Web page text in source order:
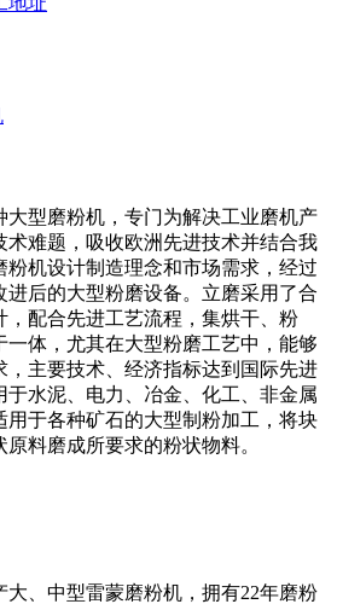
大型磨粉机，专门为解决工业磨机产
术难题，吸收欧洲先进技术并结合我
粉机设计制造理念和市场需求，经过
进后的大型粉磨设备。立磨采用了合
，配合先进工艺流程，集烘干、粉
一体，尤其在大型粉磨工艺中，能够
，主要技术、经济指标达到国际先进
于水泥、电力、冶金、化工、非金属
用于各种矿石的大型制粉加工，将块
料磨成所要求的粉状物料。
大、中型雷蒙磨粉机，拥有22年磨粉